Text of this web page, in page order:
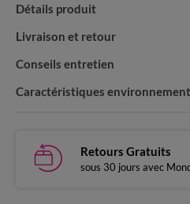
Détails produit
Livraison et retour
Conseils entretien
Caractéristiques
Retours Gratuits
sous 30 jours avec